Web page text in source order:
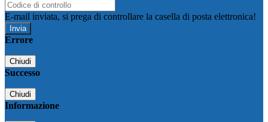
E-mail inviata, si prega di controllare la casella di posta elettronica!
Errore
Chiudi
Successo
Chiudi
Informazione